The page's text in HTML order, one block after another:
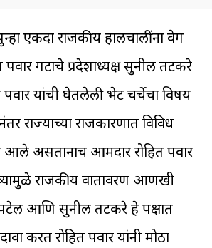
पुन्हा एकदा राजकीय हालचालींना वेग
गटाचे प्रदेशाध्यक्ष सुनील तटकरे
यांची घेतलेली भेट चर्चेचा विषय
राज्याच्या राजकारणात विविध
आले असतानाच आमदार रोहित पवार
राजकीय वातावरण आणखी
आणि सुनील तटकरे हे पक्षात
करत रोहित पवार यांनी मोठा